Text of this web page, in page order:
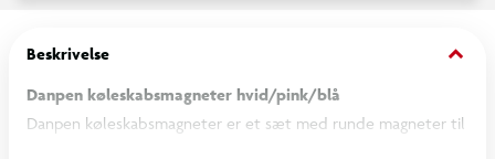
Beskrivelse keyboard_arrow_down
Danpen køleskabsmagneter hvid/pink/blå
Danpen køleskabsmagneter er et sæt med runde magneter til